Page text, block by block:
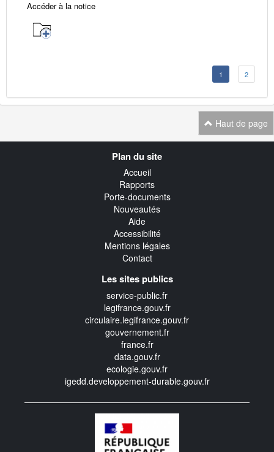
Accéder à la notice
1 2
Haut de page
Plan du site
Accueil
Rapports
Porte-documents
Nouveautés
Aide
Accessibilité
Mentions légales
Contact
Les sites publics
service-public.fr
legifrance.gouv.fr
circulaire.legifrance.gouv.fr
gouvernement.fr
france.fr
data.gouv.fr
ecologie.gouv.fr
igedd.developpement-durable.gouv.fr